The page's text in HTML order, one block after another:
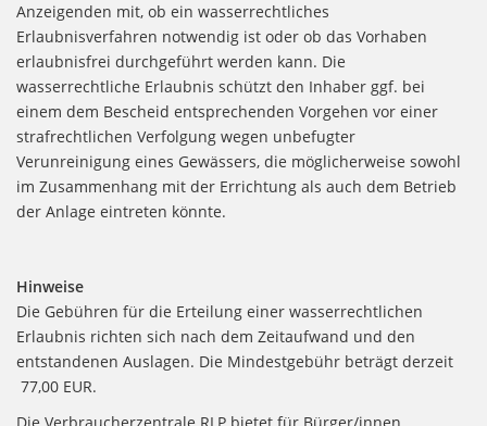
Anzeigenden mit, ob ein wasserrechtliches
Erlaubnisverfahren notwendig ist oder ob das Vorhaben
erlaubnisfrei durchgeführt werden kann. Die
wasserrechtliche Erlaubnis schützt den Inhaber ggf. bei
einem dem Bescheid entsprechenden Vorgehen vor einer
strafrechtlichen Verfolgung wegen unbefugter
Verunreinigung eines Gewässers, die möglicherweise sowohl
im Zusammenhang mit der Errichtung als auch dem Betrieb
der Anlage eintreten könnte.
Hinweise
Die Gebühren für die Erteilung einer wasserrechtlichen
Erlaubnis richten sich nach dem Zeitaufwand und den
entstandenen Auslagen. Die Mindestgebühr beträgt derzeit
77,00 EUR.